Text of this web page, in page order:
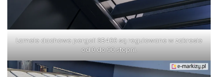
Lamele dachowe pergoli SB400 są regulowane w zakresie
od 0 do 90 stopni.